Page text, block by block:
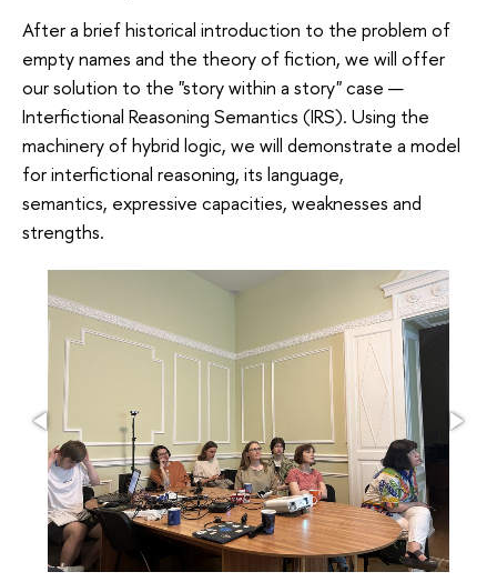
After a brief historical introduction to the problem of
empty names and the theory of fiction, we will offer
our solution to the "story within a story" case —
Interfictional Reasoning Semantics (IRS). Using the
machinery of hybrid logic, we will demonstrate a model
for interfictional reasoning, its language,
semantics, expressive capacities, weaknesses and
strengths.